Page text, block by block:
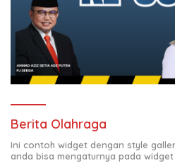
Berita Olahraga
Ini contoh widget dengan style
anda bisa mengaturnya pada